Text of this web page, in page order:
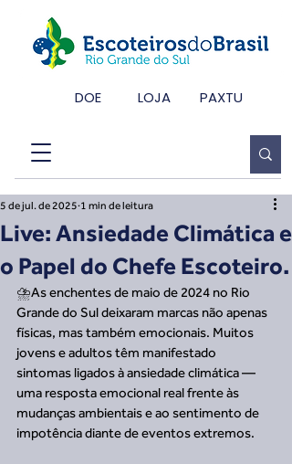
DOE LOJA PAXTU
Live: Ansiedade Climática e
o Papel do Chefe Escoteiro.
5 de jul. de 2025 1 min de leitura
⛈️As enchentes de maio de 2024 no Rio
Grande do Sul deixaram marcas não apenas
físicas, mas também emocionais. Muitos
jovens e adultos têm manifestado
sintomas ligados à ansiedade climática —
uma resposta emocional real frente às
mudanças ambientais e ao sentimento de
impotência diante de eventos extremos.